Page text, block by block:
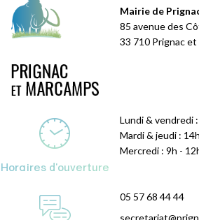
Mairie de
85 avenue des
33 710 Prignac et
Horaires d'ouverture
Lundi & vendredi
Mardi & jeudi :
Mercredi : 9h -
05 57 68 44 44